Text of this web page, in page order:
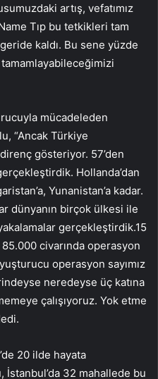
artış, vefatımız
Tıp bu tetkikleri tam
kaldı. Bu sene yüzde
mücadeleden
“Ancak Türkiye
gösteriyor. 57’den
Hollanda’dan
Yunanistan’a kadar.
dünyanın birçok ülkesi ile
gerçekleştirdik.15
85.000 civarında operasyon
operasyon sayımız
neredeyse üç katına
çalışıyoruz. Yok etme
20 ilde hayata
32 mahallede bu